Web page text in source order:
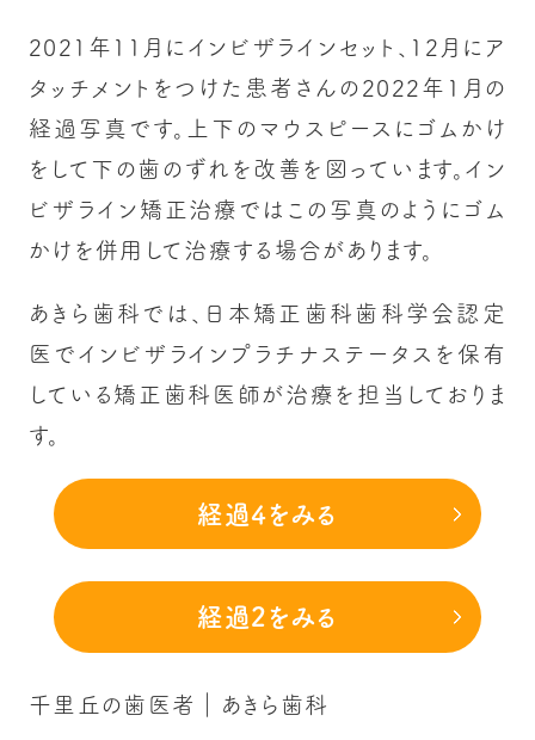
2021年11月にインビザラインセット、12月にア
タッチメントをつけた患者さんの2022年1月の
経過写真です。上下のマウスピースにゴムかけ
をして下の歯のずれを改善を図っています。イン
ビザライン矯正治療ではこの写真のようにゴム
かけを併用して治療する場合があります。
あきら歯科では、日本矯正歯科歯科学会認定
医でインビザラインプラチナステータスを保有
している矯正歯科医師が治療を担当しておりま
す。
経過4をみる
経過2をみる
千里丘の歯医者｜あきら歯科